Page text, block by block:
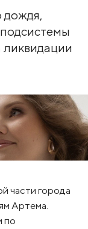
дождя,
части города
Артема.
по